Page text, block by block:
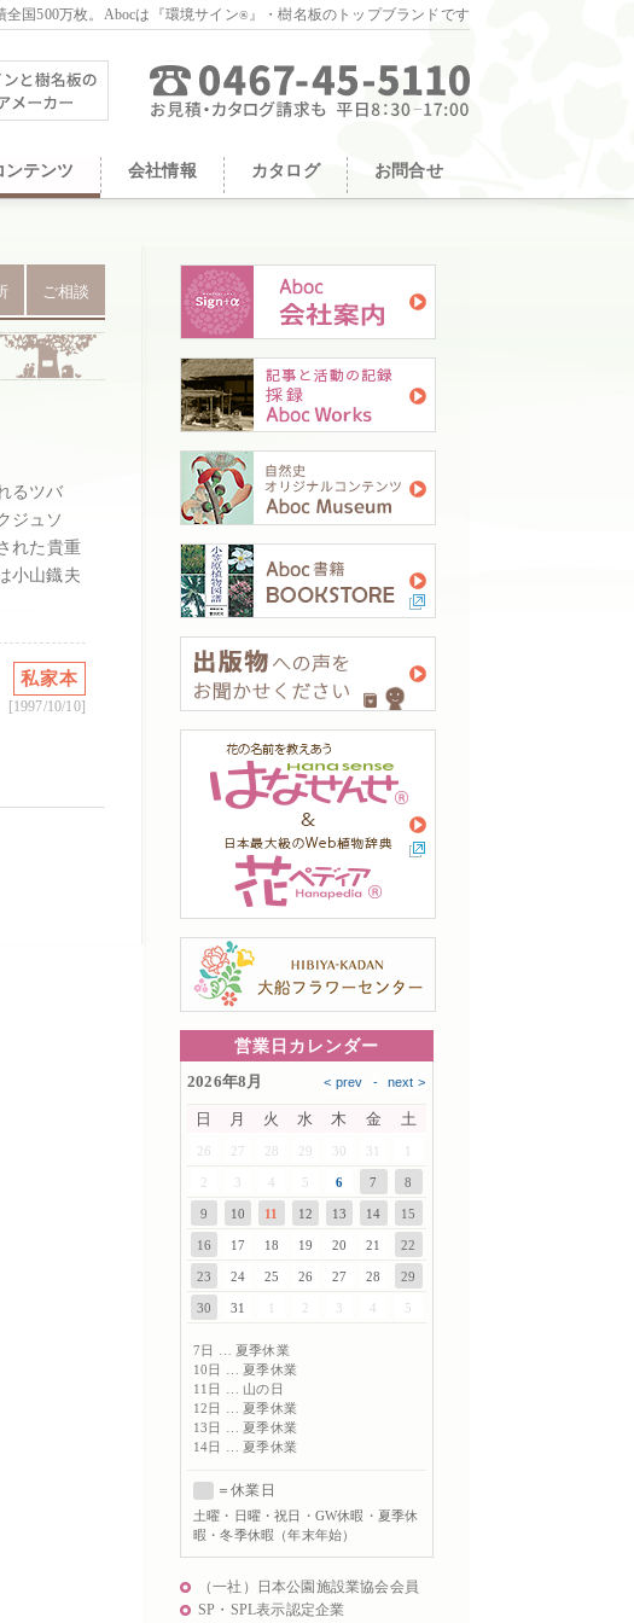
国500万枚。Abocは『環境サイン® 』・樹名板のトップブランドです
ンテンツ 会社情報 カタログ お問合せ
ご相談
るツバ
ジュソ
れた貴重
小山鐡夫
私家本
[1997/10/10]
営業日カレンダー
2026年8月
日 月 火 水 木 金 土
26 27 28 29 30 31 1
3 4 5 6 7 8
9 10 11 12 13 14 15
16 17 18 19 20 21 22
23 24 25 26 27 28 29
30 31 1 3 4 5
7日 … 夏季休業
10日 … 夏季休業
11日 … 山の日
12日 … 夏季休業
13日 … 夏季休業
14日 … 夏季休業
＝休業日
土曜 ・日曜・祝日・GW休暇・夏季休
暇・冬季休暇（年末年始）
（一社）日本公園施設業協会会員
SP・SPL表示認定企業